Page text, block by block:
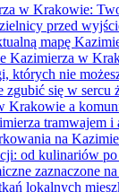
w Krakowie:
przed
mapę
Kazimierza w
których nie
zgubić się w sercu
Krakowie a
tramwajem i
na
od kulinariów
zaznaczone
lokalnych